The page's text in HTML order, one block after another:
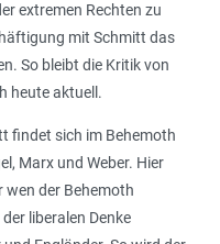
extremen Rechten zu
mit Schmitt das
So bleibt die Kritik von
heute aktuell.
findet sich im Behemoth
Marx und Weber. Hier
wen der Behemoth
liberalen Denke